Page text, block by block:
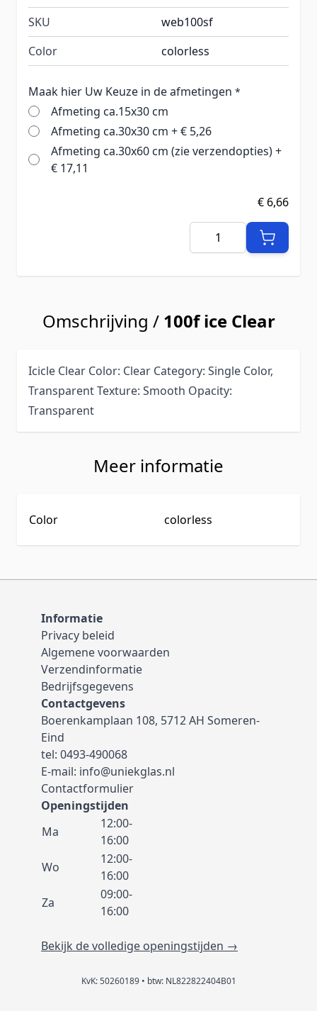
SKU
web100sf
Color
colorless
Maak hier Uw Keuze in de afmetingen *
Afmeting ca.15x30 cm
Afmeting ca.30x30 cm +€ 5,26
Afmeting ca.30x60 cm (zie verzendopties)+
€ 17,11
€ 6,66
Aantal
Omschrijving / 100f ice Clear
Icicle Clear Color: Clear Category: Single Color,
Transparent Texture: Smooth Opacity:
Transparent
Meer informatie
Color colorless
Informatie
Privacy beleid
Algemene voorwaarden
Verzendinformatie
Bedrijfsgegevens
Contactgevens
Boerenkamplaan 108, 5712 AH Someren-
Eind
tel: 0493-490068
E-mail: info@uniekglas.nl
Contactformulier
Openingstijden
Ma
12:00-
16:00
Wo
12:00-
16:00
Za
09:00-
16:00
Bekijk de volledige openingstijden →
KvK: 50260189 • btw: NL822822404B01